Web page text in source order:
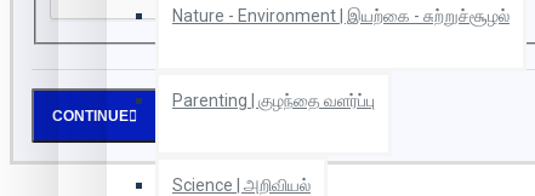
Nature - Environment | இயற்கை - சுற்றுச்சூழல்
Parenting | குழந்தை வளர்ப்பு
Science | அறிவியல்
CONTINUE